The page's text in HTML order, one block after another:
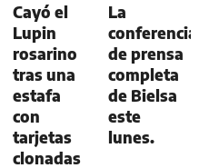
Cayó el
Lupin
rosarino
tras una
estafa
con
tarjetas
clonadas
La
conferencia
de prensa
completa
de Bielsa
este
lunes.